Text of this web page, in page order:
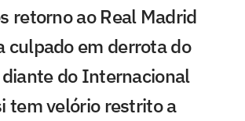
retorno ao Real Madrid
culpado em derrota do
do Internacional
tem velório restrito a